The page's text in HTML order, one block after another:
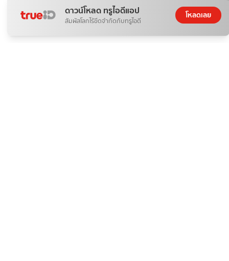
ดาวน์โหลด ทรูไอดีแอป
สัมผัสโลกไร้ขีดจำกัดกับทรูไอดี
โหลดเลย